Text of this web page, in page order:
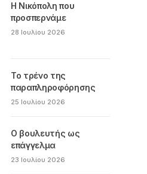
Η Νικόπολη που
προσπερνάμε
28 Ιουλίου 2026
Το τρένο της
παραπληροφόρησης
25 Ιουλίου 2026
Ο βουλευτής ως
επάγγελμα
23 Ιουλίου 2026